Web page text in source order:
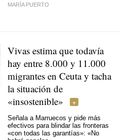
MARÍA PUERTO
Vivas estima que todavía
hay entre 8.000 y 11.000
migrantes en Ceuta y tacha
la situación de
«insostenible»
Señala a Marruecos y pide más
efectivos para blindar las fronteras
«con todas las garantías»: «No